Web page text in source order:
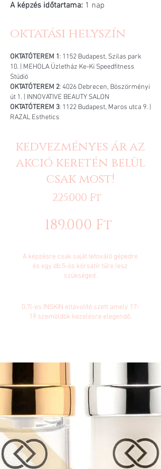
A képzés időtartama: 1 nap
oktatási helyszín
OKTATÓTEREM 1: 1152 Budapest, Szilas park
10. | MEHOLA Üzletház Ke-Ki Speedfitness
Stúdió
OKTATÓTEREM 2: 4026 Debrecen, Böszörményi
út 1. | INNOVATIVE BEAUTY SALON
OKTATÓTEREM 3: 1122 Budapest, Maros utca 9. |
RAZAL Esthetics
kedvezményes ár az
akció keretén belül
csak most!
225.000 Ft
189.000 Ft
A képzésre csak saját tetováló gépedre
és egy db 5-ös körsatír tűre lesz
szükséged.
0,7l-es INSKIN eltávolító szett amely 17-
19 szemöldök kezelésre elegendő.